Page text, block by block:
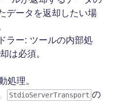
データを返却したい場
ラー: ツールの内部処
は必須。
処理。
StdioServerTransport の